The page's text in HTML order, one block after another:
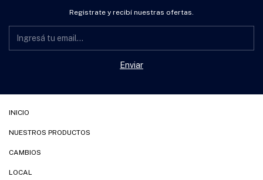
Registrate y recibí nuestras ofertas.
INICIO
NUESTROS PRODUCTOS
CAMBIOS
LOCAL